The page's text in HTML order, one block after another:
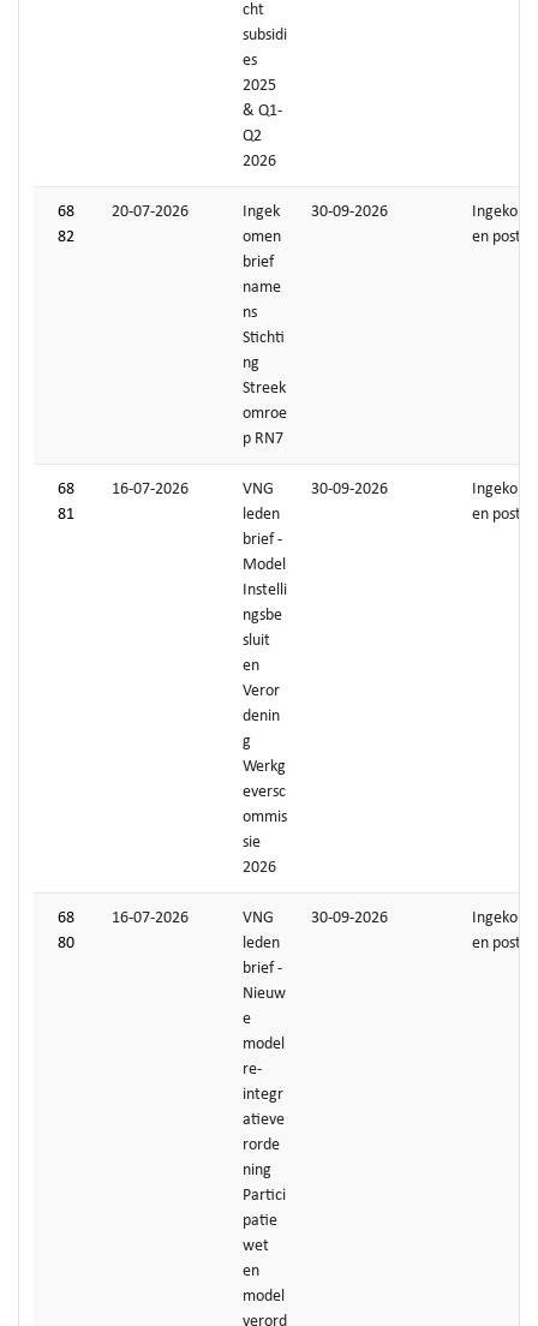
cht
subsidi
es
2025
& Q1-
Q2
2026
68
82
20-07-2026
Ingek
omen
brief
name
ns
Stichti
ng
Streek
omroe
p RN7
30-09-2026
Ingekom
en post
68
81
16-07-2026
VNG
leden
brief -
Model
Instelli
ngsbe
sluit
en
Veror
denin
g
Werkg
eversc
ommis
sie
2026
30-09-2026
Ingekom
en post
68
80
16-07-2026
VNG
leden
brief -
Nieuw
e
model
re-
integr
atieve
rorde
ning
Partici
patie
wet
en
model
verord
30-09-2026
Ingekom
en post